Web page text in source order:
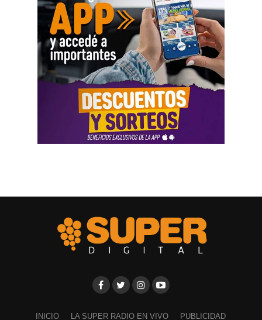
una cifra definitiva.
Las declaraciones testimoniales completaron el cuadro.
Varias personas hablaron sobre locales gastronómicos,
viajes al exterior, vehículos y nivel de vida. Otro
testimonio mencionó la relación del progenitor con una
empresa que ocupaba un inmueble comercial.
Aun con ese conjunto de pruebas, la jueza señaló que
faltó documentación contable específica. También
sostuvo que el progenitor estaba en mejores condiciones
dinámicas. Según la resolución, ese principio impone el
posibilidades técnicas o materiales para hacerlo.
La jueza fijó una cuota alimentaria equivalente a ocho
se practique una liquidación por los períodos anteriores,
con deducción de los pagos ya realizados.
INICIO LA SUPER RADIO EN VIVO PUBLICIDAD